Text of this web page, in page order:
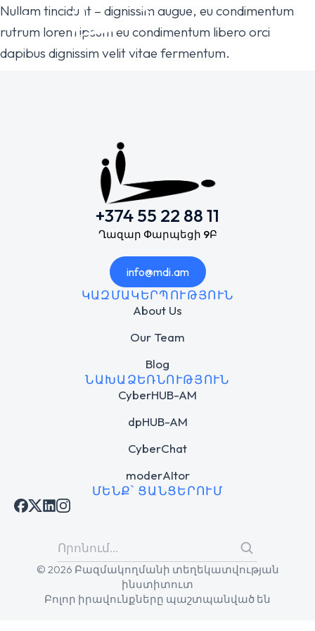
Nullam tincidunt – dignissim augue, eu condimentum
rutrum lorem ipsum eu condimentum libero orci
dapibus dignissim velit vitae fermentum.
+374 55 22 88 11
Ղազար Փարպեցի 9Բ
info@mdi.am
ԿԱԶՄԱԿԵՐՊՈՒԹՅՈՒՆ
About Us
Our Team
Blog
ՆԱԽԱՁԵՌՆՈՒԹՅՈՒՆ
CyberHUB-AM
dpHUB-AM
CyberChat
moderAItor
ՄԵՆՔ՝ ՑԱՆՑԵՐՈՒՄ
© 2026 Բազմակողմանի տեղեկատվության
ինստիտուտ
Բոլոր իրավունքները պաշտպանված են